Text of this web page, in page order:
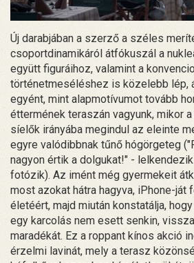
Új darabjában a szerző a széles
csoportdinamikáról átfókuszál a
együtt figuráihoz, valamint a
történetmeséléshez is közelebb lép,
egyént, mint alapmotívumot tovább
éttermének teraszán vagyunk, mikor
síelők irányába megindul az eleinte
egyre valódibbnak tűnő hógörgeteg
nagyon értik a dolgukat!" -
fotózik). Az imént még gyermekeit
most azokat hátra hagyva, iPhone-ját
életéért, majd miután konstatálja,
egy karcolás nem esett senkin,
maradékát. Ez a roppant kínos akció
érzelmi lavinát, mely a terasz